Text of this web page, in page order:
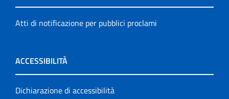
Atti di notificazione per pubblici proclami
ACCESSIBILITÀ
Dichiarazione di accessibilità